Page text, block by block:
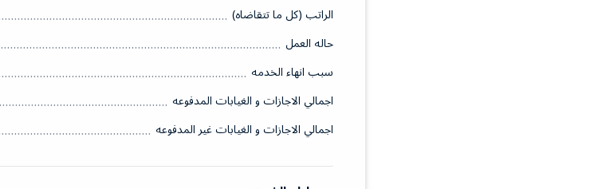
الراتب (كل ما تتقاضاه)
حاله العمل
سبب انهاء الخدمه
اجمالي الاجازات و الغيابات المدفوعه
اجمالي الاجازات و الغيابات غير المدفوعه